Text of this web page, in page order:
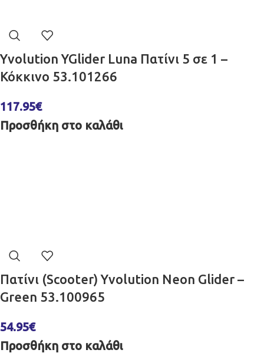
Yvolution YGlider Luna Πατίνι 5 σε 1 –
Κόκκινο 53.101266
117.95€
Προσθήκη στο καλάθι
Πατίνι (Scooter) Yvolution Neon Glider –
Green 53.100965
54.95€
Προσθήκη στο καλάθι